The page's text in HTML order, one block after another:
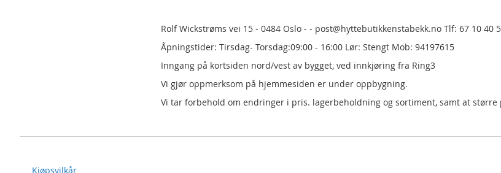
Rolf Wickstrøms vei 15 - 0484 Oslo - - post@hyttebutikkenstabekk.no Tlf: 67 10 40
Åpningstider: Tirsdag- Torsdag:09:00 - 16:00 Lør: Stengt Mob: 94197615
Inngang på kortsiden nord/vest av bygget, ved innkjøring fra Ring3
Vi gjør oppmerksom på hjemmesiden er under oppbygning.
Vi tar forbehold om endringer i pris. lagerbeholdning og sortiment, samt at
Kjøpsvilkår